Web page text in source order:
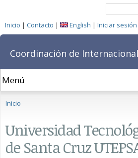
Formulario de Buscar
Inicio | Contacto | English | Iniciar sesión
Coordinación de
Se encuentra usted aquí
Inicio
Universidad
de Santa Cruz